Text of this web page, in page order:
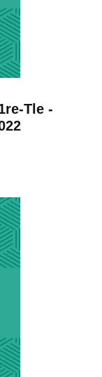
Tle -